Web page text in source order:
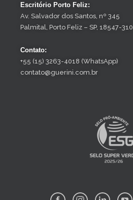
Escritório Porto Feliz:
Av. Salvador dos Santos, nº 345
Palmital, Porto Feliz – SP, 18547-310
Contato:
+55 (15) 3263-4018 (WhatsApp)
contato@guerini.com.br